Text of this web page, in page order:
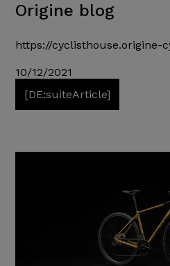
Origine blog
https://cyclisthouse.origine-
10/12/2021
[DE:suiteArticle]